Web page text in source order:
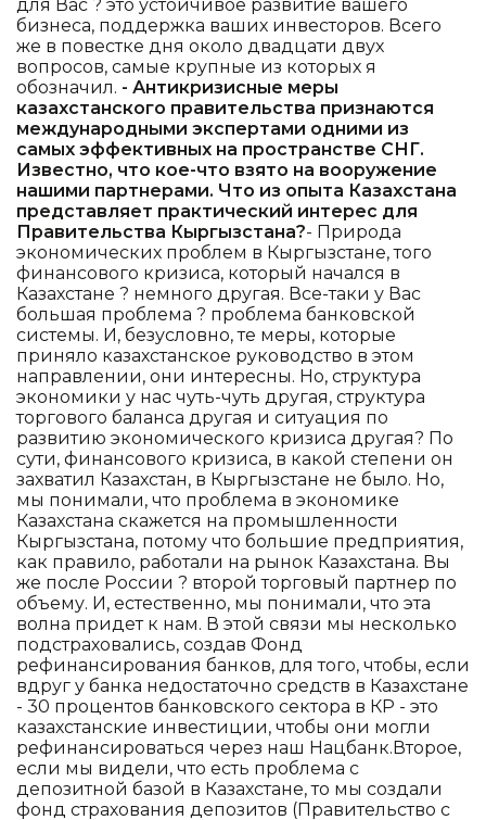
для Вас ? это устойчивое развитие вашего
бизнеса, поддержка ваших инвесторов. Всего
же в повестке дня около двадцати двух
вопросов, самые крупные из которых я
обозначил. - Антикризисные меры
казахстанского правительства признаются
международными экспертами одними из
самых эффективных на пространстве СНГ.
Известно, что кое-что взято на вооружение
нашими партнерами. Что из опыта Казахстана
представляет практический интерес для
Правительства Кыргызстана?- Природа
экономических проблем в Кыргызстане, того
финансового кризиса, который начался в
Казахстане ? немного другая. Все-таки у Вас
большая проблема ? проблема банковской
системы. И, безусловно, те меры, которые
приняло казахстанское руководство в этом
направлении, они интересны. Но, структура
экономики у нас чуть-чуть другая, структура
торгового баланса другая и ситуация по
развитию экономического кризиса другая? По
сути, финансового кризиса, в какой степени он
захватил Казахстан, в Кыргызстане не было. Но,
мы понимали, что проблема в экономике
Казахстана скажется на промышленности
Кыргызстана, потому что большие предприятия,
как правило, работали на рынок Казахстана. Вы
же после России ? второй торговый партнер по
объему. И, естественно, мы понимали, что эта
волна придет к нам. В этой связи мы несколько
подстраховались, создав Фонд
рефинансирования банков, для того, чтобы, если
вдруг у банка недостаточно средств в Казахстане
- 30 процентов банковского сектора в КР - это
казахстанские инвестиции, чтобы они могли
рефинансироваться через наш Нацбанк.Второе,
если мы видели, что есть проблема с
депозитной базой в Казахстане, то мы создали
фонд страхования депозитов (Правительство с